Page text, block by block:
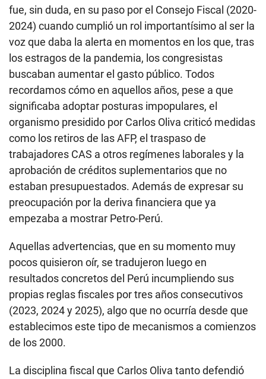
fue, sin duda, en su paso por el Consejo Fiscal (2020-
2024) cuando cumplió un rol importantísimo al ser la
voz que daba la alerta en momentos en los que, tras
los estragos de la pandemia, los congresistas
buscaban aumentar el gasto público. Todos
recordamos cómo en aquellos años, pese a que
significaba adoptar posturas impopulares, el
organismo presidido por Carlos Oliva criticó medidas
como los retiros de las AFP, el traspaso de
trabajadores CAS a otros regímenes laborales y la
aprobación de créditos suplementarios que no
estaban presupuestados. Además de expresar su
preocupación por la deriva financiera que ya
empezaba a mostrar Petro-Perú.
Aquellas advertencias, que en su momento muy
pocos quisieron oír, se tradujeron luego en
resultados concretos del Perú incumpliendo sus
propias reglas fiscales por tres años consecutivos
(2023, 2024 y 2025), algo que no ocurría desde que
establecimos este tipo de mecanismos a comienzos
de los 2000.
La disciplina fiscal que Carlos Oliva tanto defendió